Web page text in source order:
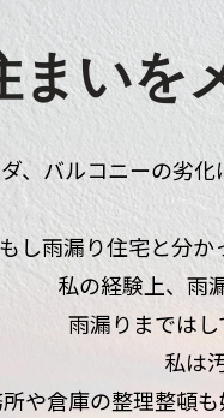
まいを
、バルコニーの劣
し雨漏り住宅と分か
私の経験上、雨
雨漏りまでは
私は
や倉庫の整理整頓